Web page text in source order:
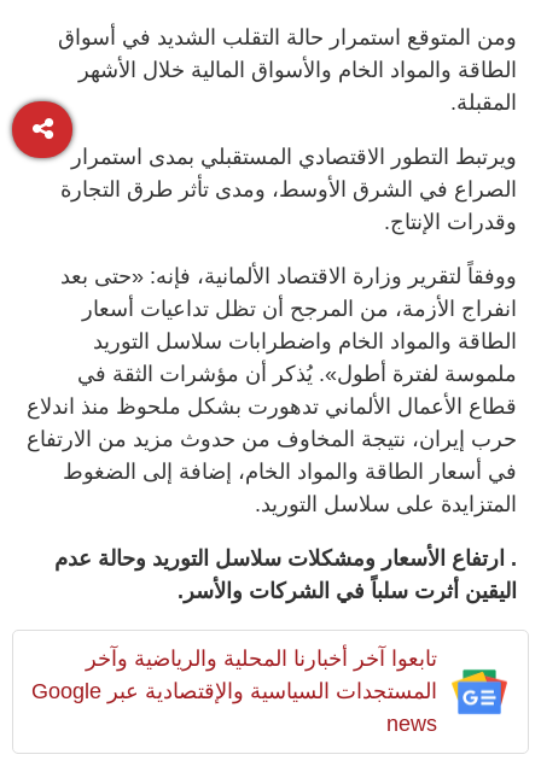
ومن المتوقع استمرار حالة التقلب الشديد في أسواق
الطاقة والمواد الخام والأسواق المالية خلال الأشهر
المقبلة.
ويرتبط التطور الاقتصادي المستقبلي بمدى استمرار
الصراع في الشرق الأوسط، ومدى تأثر طرق التجارة
وقدرات الإنتاج.
ووفقاً لتقرير وزارة الاقتصاد الألمانية، فإنه: «حتى بعد
انفراج الأزمة، من المرجح أن تظل تداعيات أسعار
الطاقة والمواد الخام واضطرابات سلاسل التوريد
ملموسة لفترة أطول». يُذكر أن مؤشرات الثقة في
قطاع الأعمال الألماني تدهورت بشكل ملحوظ منذ اندلاع
حرب إيران، نتيجة المخاوف من حدوث مزيد من الارتفاع
في أسعار الطاقة والمواد الخام، إضافة إلى الضغوط
المتزايدة على سلاسل التوريد.
. ارتفاع الأسعار ومشكلات سلاسل التوريد وحالة عدم
اليقين أثرت سلباً في الشركات والأسر.
تابعوا آخر أخبارنا المحلية والرياضية وآخر
المستجدات السياسية والإقتصادية عبر Google
news